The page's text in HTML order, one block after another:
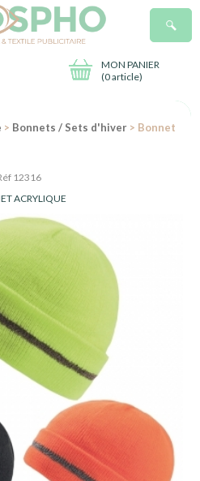
MON PANIER
(0 article)
> Bonnets / Sets d'hiver > Bonnet
12316
ACRYLIQUE